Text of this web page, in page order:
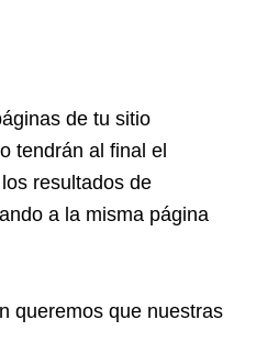
de tu sitio
tendrán al final el
resultados de
a la misma página
queremos que nuestras